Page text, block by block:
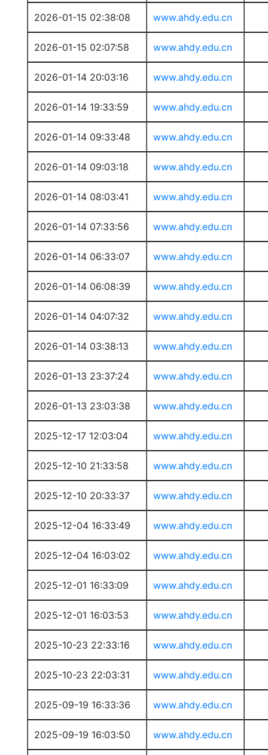
2026-01-15 02:38:08 www.ahdy.edu.cn
2026-01-15 02:07:58 www.ahdy.edu.cn
2026-01-14 20:03:16 www.ahdy.edu.cn
2026-01-14 19:33:59 www.ahdy.edu.cn
2026-01-14 09:33:48 www.ahdy.edu.cn
2026-01-14 09:03:18 www.ahdy.edu.cn
2026-01-14 08:03:41 www.ahdy.edu.cn
2026-01-14 07:33:56 www.ahdy.edu.cn
2026-01-14 06:33:07 www.ahdy.edu.cn
2026-01-14 06:08:39 www.ahdy.edu.cn
2026-01-14 04:07:32 www.ahdy.edu.cn
2026-01-14 03:38:13 www.ahdy.edu.cn
2026-01-13 23:37:24 www.ahdy.edu.cn
2026-01-13 23:03:38 www.ahdy.edu.cn
2025-12-17 12:03:04 www.ahdy.edu.cn
2025-12-10 21:33:58 www.ahdy.edu.cn
2025-12-10 20:33:37 www.ahdy.edu.cn
2025-12-04 16:33:49 www.ahdy.edu.cn
2025-12-04 16:03:02 www.ahdy.edu.cn
2025-12-01 16:33:09 www.ahdy.edu.cn
2025-12-01 16:03:53 www.ahdy.edu.cn
2025-10-23 22:33:16 www.ahdy.edu.cn
2025-10-23 22:03:31 www.ahdy.edu.cn
2025-09-19 16:33:36 www.ahdy.edu.cn
2025-09-19 16:03:50 www.ahdy.edu.cn